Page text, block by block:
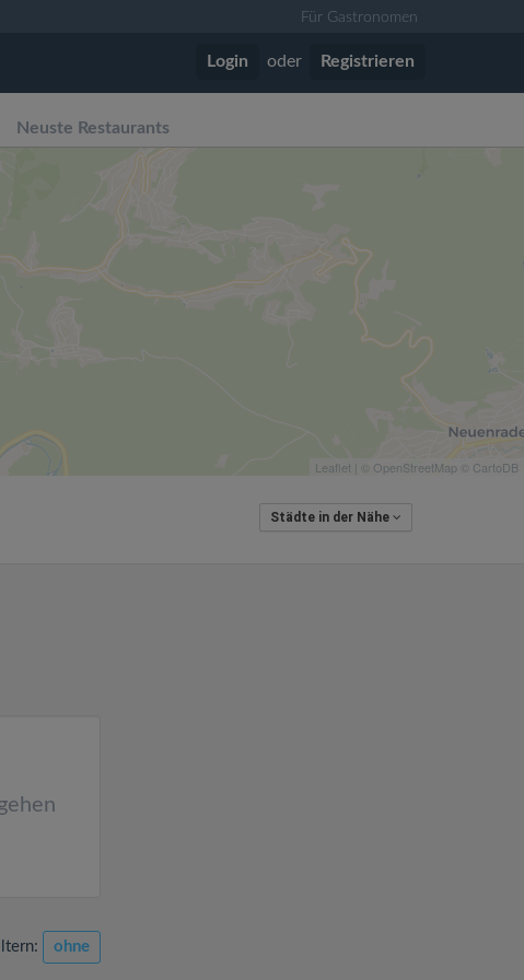
Für Gastronomen
Login oder Registrieren
Neuste Restaurants
Leaflet | © OpenStreetMap © CartoDB
Städte in der Nähe
ohne